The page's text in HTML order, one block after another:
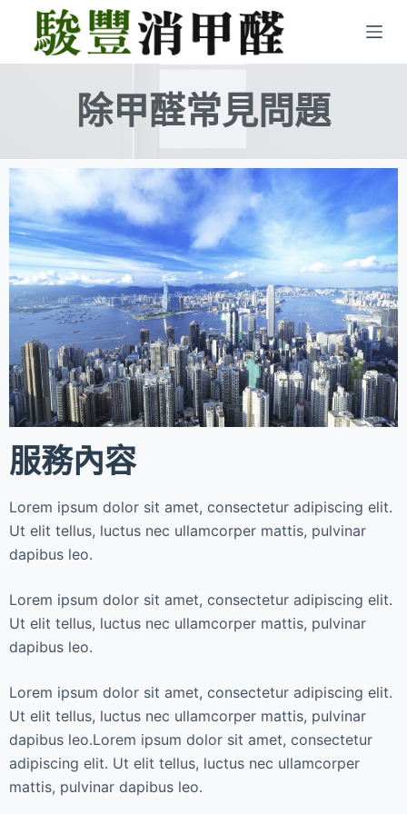
i
c
n
t
e
n
t
除甲醛常見問題
服務內容
Lorem ipsum dolor sit amet, consectetur adipiscing elit.
Ut elit tellus, luctus nec ullamcorper mattis, pulvinar
dapibus leo.
Lorem ipsum dolor sit amet, consectetur adipiscing elit.
Ut elit tellus, luctus nec ullamcorper mattis, pulvinar
dapibus leo.
Lorem ipsum dolor sit amet, consectetur adipiscing elit.
Ut elit tellus, luctus nec ullamcorper mattis, pulvinar
dapibus leo.Lorem ipsum dolor sit amet, consectetur
adipiscing elit. Ut elit tellus, luctus nec ullamcorper
mattis, pulvinar dapibus leo.